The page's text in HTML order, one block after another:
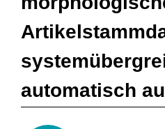
automatisch